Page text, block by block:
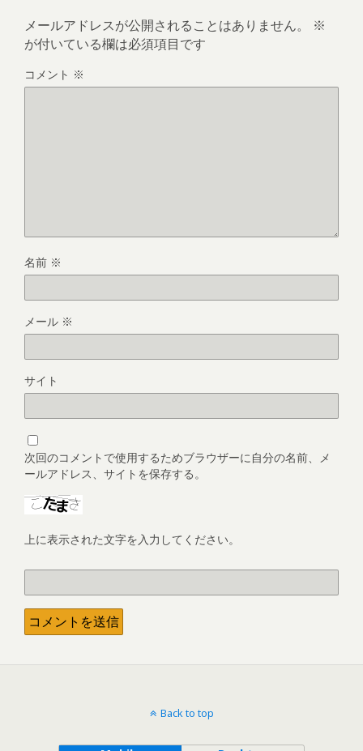
メールアドレスが公開されることはありません。
※
が付いている欄は必須項目です
コメント ※
名前 ※
メール ※
サイト
次回のコメントで使用するためブラウザーに自分の名前、メ
ールアドレス、サイトを保存する。
上に表示された文字を入力してください。
Back to top